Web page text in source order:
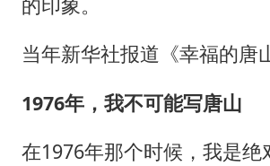
当年新华社报道《幸福的唐
1976年，我不可能写唐山
在1976年那个时候，我是绝